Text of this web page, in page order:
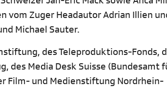
vom Zuger Headautor Adrian Illien
Michael Sauter.
des Teleproduktions-Fonds,
des Media Desk Suisse (Bundesamt
Film- und Medienstiftung Nordrhein-